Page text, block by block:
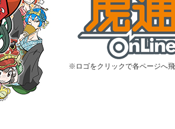
※ロゴをクリックで各ページへ